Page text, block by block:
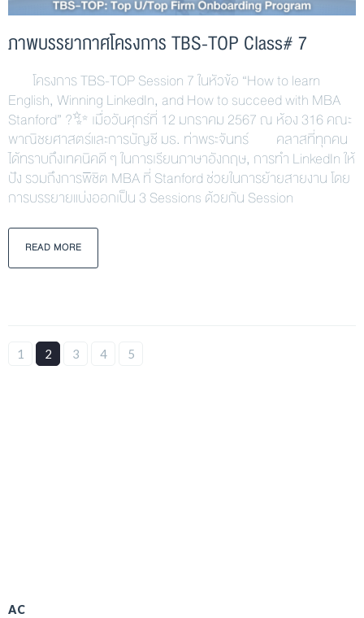
ภาพบรรยากาศโครงการ TBS-TOP Class# 7
โครงการ TBS-TOP Session 7 ในหัวข้อ “How to learn
English, Winning LinkedIn, and How to succeed with MBA
Stanford” ?✨ เมื่อวันศุกร์ที่ 12 มกราคม 2567 ณ ห้อง 316 คณะ
พาณิชยศาสตร์และการบัญชี มธ. ท่าพระจันทร์ คลาสที่ทุกคน
ได้ทราบถึงเทคนิคดี ๆ ในการเรียนภาษาอังกฤษ, การทำ LinkedIn ให้
ปัง รวมถึงการพิชิต MBA ที่ Stanford ช่วยในการย้ายสายงาน โดย
การบรรยายแบ่งออกเป็น 3 Sessions ด้วยกัน Session
READ MORE
1 2 3 4 5
AC